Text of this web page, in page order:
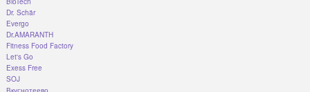
Dr. Schär
Evergo
Dr.AMARANTH
Fitness Food Factory
Let's Go
Exess Free
SOJ